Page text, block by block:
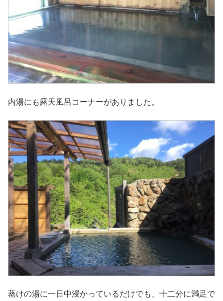
内湯にも露天風呂コーナーがありました。
蒸けの湯に一日中浸かっているだけでも、十二分に満足で